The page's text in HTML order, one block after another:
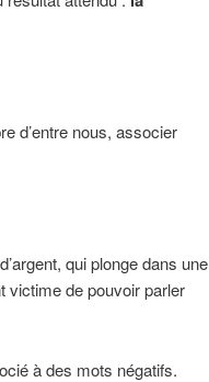
d’entre nous, associer
qui plonge dans une
victime de pouvoir parler
à des mots négatifs.